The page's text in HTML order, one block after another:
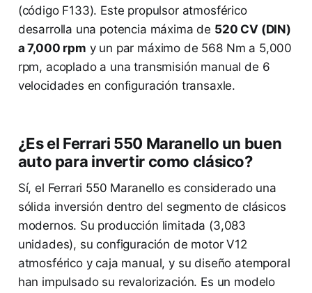
(código F133). Este propulsor atmosférico
desarrolla una potencia máxima de 520 CV (DIN)
a 7,000 rpm y un par máximo de 568 Nm a 5,000
rpm, acoplado a una transmisión manual de 6
velocidades en configuración transaxle.
¿Es el Ferrari 550 Maranello un buen
auto para invertir como clásico?
Sí, el Ferrari 550 Maranello es considerado una
sólida inversión dentro del segmento de clásicos
modernos. Su producción limitada (3,083
unidades), su configuración de motor V12
atmosférico y caja manual, y su diseño atemporal
han impulsado su revalorización. Es un modelo